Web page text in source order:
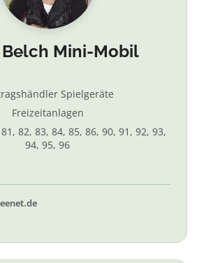
Belch Mini-Mobil
Spielgeräte
Freizeitanlagen
82, 83, 84, 85, 86, 90, 91, 92, 93,
94, 95, 96